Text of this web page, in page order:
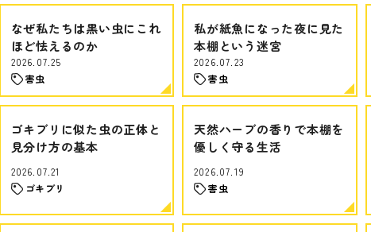
なぜ私たちは黒い虫にこれ
ほど怯えるのか
2026.07.25
害虫
私が紙魚になった夜に見た
本棚という迷宮
2026.07.23
害虫
ゴキブリに似た虫の正体と
見分け方の基本
2026.07.21
ゴキブリ
天然ハーブの香りで本棚を
優しく守る生活
2026.07.19
害虫